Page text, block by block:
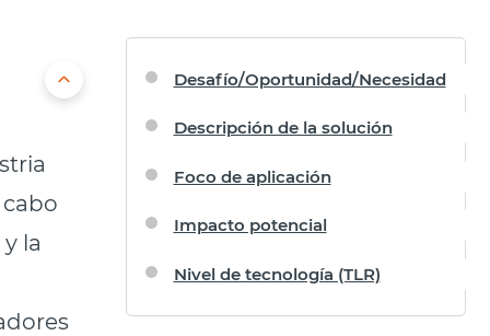
Desafío/Oportunidad/Necesidad
Descripción de la solución
Foco de aplicación
Impacto potencial
Nivel de tecnología (TLR)
la